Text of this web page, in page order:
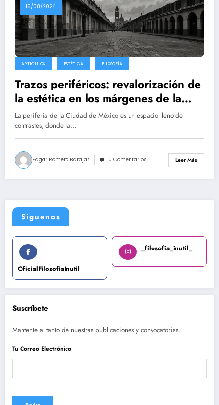
15/08/2024
ARTICULOS ESTÉTICA FILOSOFÍA
Trazos periféricos: revalorización de
la estética en los márgenes de la
Ciudad de México
La periferia de la Ciudad de México es un espacio lleno de
contrastes, donde la…
Edgar Romero Barajas 0 Comentarios Leer Más
Siguenos
OficialFilosofiaInutil
_filosofia_inutil_
Suscríbete
Mantente al tanto de nuestras publicaciones y convocatorias.
Tu Correo Electrónico